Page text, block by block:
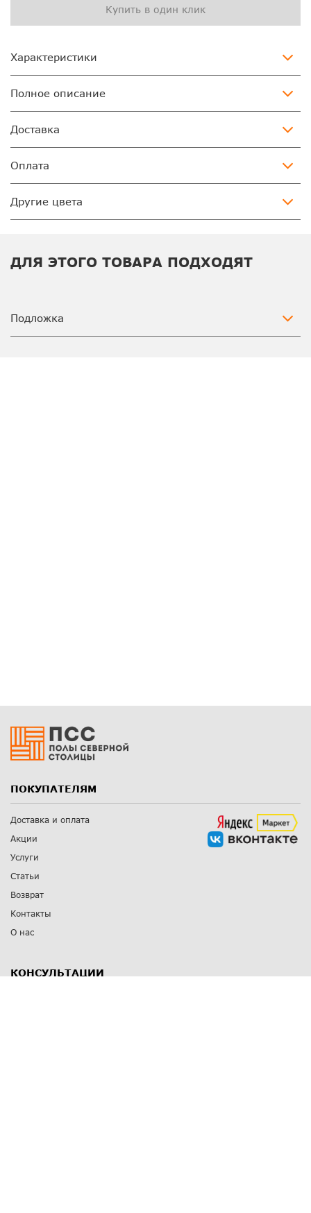
Купить в один клик
Характеристики
Полное описание
Доставка
Оплата
Другие цвета
ДЛЯ ЭТОГО ТОВАРА ПОДХОДЯТ
Подложка
ПОКУПАТЕЛЯМ
Доставка и оплата
Акции
Услуги
Статьи
Возврат
Контакты
О нас
КОНСУЛЬТАЦИИ